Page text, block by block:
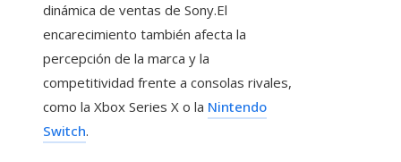
dinámica de ventas de Sony.El
encarecimiento también afecta la
percepción de la marca y la
competitividad frente a consolas rivales,
como la Xbox Series X o la Nintendo
Switch.